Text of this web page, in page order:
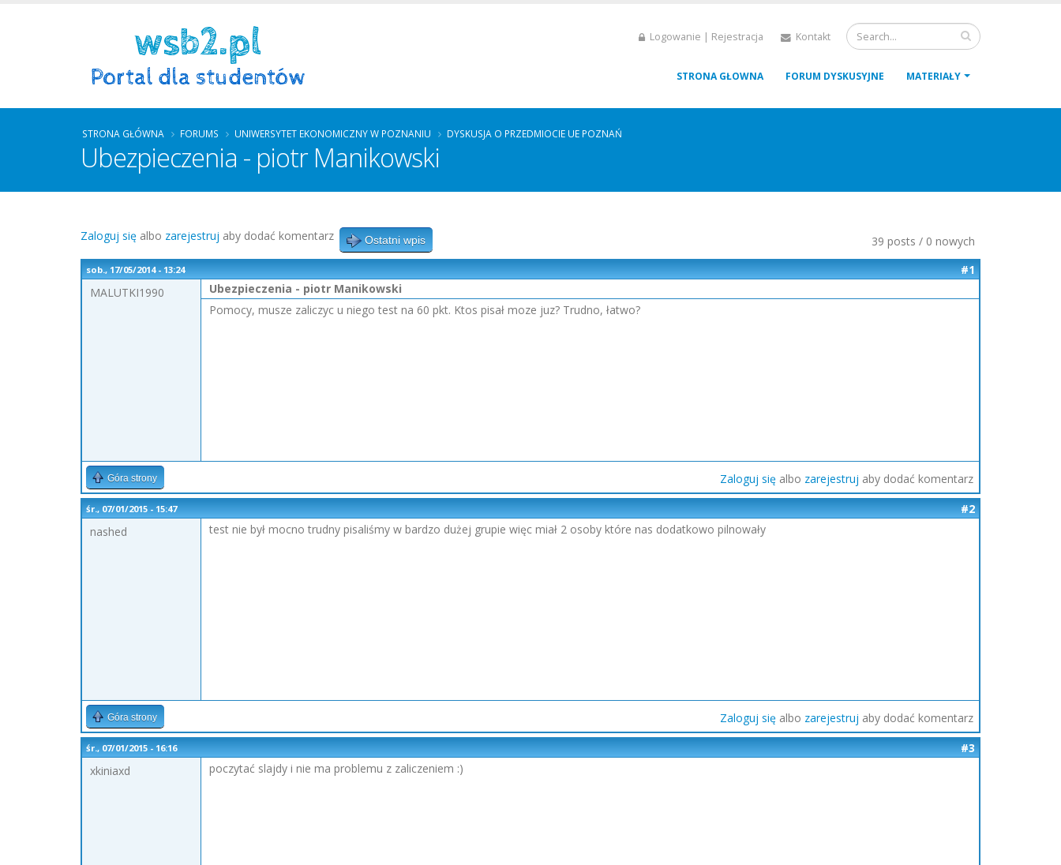
Logowanie | Rejestracja Kontakt
STRONA GŁOWNA FORUM DYSKUSYJNE MATERIAŁY
STRONA GŁÓWNA FORUMS UNIWERSYTET EKONOMICZNY W POZNANIU DYSKUSJA O PRZEDMIOCIE UE POZNAŃ
Ubezpieczenia - piotr Manikowski
39 posts / 0 nowych
Zaloguj się albo zarejestruj aby dodać komentarz Ostatni wpis
sob., 17/05/2014 - 13:24
#1
MALUTKI1990
Ubezpieczenia - piotr Manikowski
Pomocy, musze zaliczyc u niego test na 60 pkt. Ktos pisał moze juz? Trudno, łatwo?
Góra strony Zaloguj się albo zarejestruj aby dodać komentarz
śr., 07/01/2015 - 15:47
#2
nashed
test nie był mocno trudny pisaliśmy w bardzo dużej grupie więc miał 2 osoby które nas dodatkowo pilnowały
Góra strony Zaloguj się albo zarejestruj aby dodać komentarz
śr., 07/01/2015 - 16:16
#3
xkiniaxd
poczytać slajdy i nie ma problemu z zaliczeniem :)